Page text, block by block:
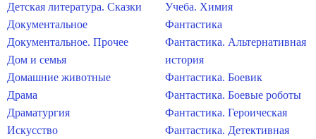
Детская литература. Сказки
Документальное
Документальное. Прочее
Дом и семья
Домашние животные
Драма
Драматургия
Искусство
Учеба. Химия
Фантастика
Фантастика. Альтернативная
история
Фантастика. Боевик
Фантастика. Боевые роботы
Фантастика. Героическая
Фантастика. Детективная